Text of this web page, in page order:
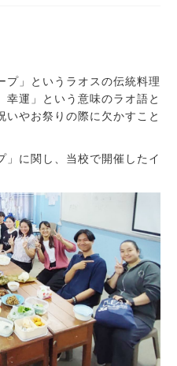
プ」というラオスの伝統料理
運」という意味のラオ語と
やお祭りの際に欠かすこと
に関し、当校で開催したイ